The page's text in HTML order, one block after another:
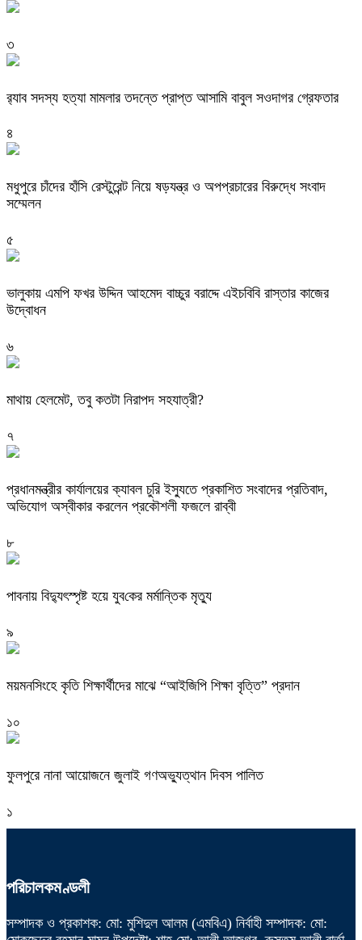
৩
র‌্যাব সদস্য হত্যা মামলার তদন্তে প্রাপ্ত আসামি বাবুল সওদাগর গ্রেফতার
৪
মধুপুরে চাঁদের হাঁসি রেস্টুরেন্ট নিয়ে ষড়যন্ত্র ও অপপ্রচারের বিরুদ্ধে সংবাদ
সম্মেলন
৫
ভালুকায় এমপি ফখর উদ্দিন আহমেদ বাচ্চুর বরাদ্দে এইচবিবি রাস্তার কাজের
উদ্বোধন
৬
মাথায় হেলমেট, তবু কতটা নিরাপদ সহযাত্রী?
৭
প্রধানমন্ত্রীর কার্যালয়ের ক্যাবল চুরি ইস্যুতে প্রকাশিত সংবাদের প্রতিবাদ,
অভিযোগ অস্বীকার করলেন প্রকৌশলী ফজলে রাব্বী
৮
পাবনায় বিদ্যুৎস্পৃষ্ট হয়ে যুব‌কের মর্মান্তিক মৃত্যু
৯
ময়মনসিংহে কৃতি শিক্ষার্থীদের মাঝে “আইজিপি শিক্ষা বৃত্তি” প্রদান
১০
ফুলপুরে নানা আয়োজনে জুলাই গণঅভ্যুত্থান দিবস পালিত
১
পরিচালকমণ্ডলী
সম্পাদক ও প্রকাশক: মো: মুশিদুল আলম (এমবিএ) নির্বাহী সম্পাদক: মো: